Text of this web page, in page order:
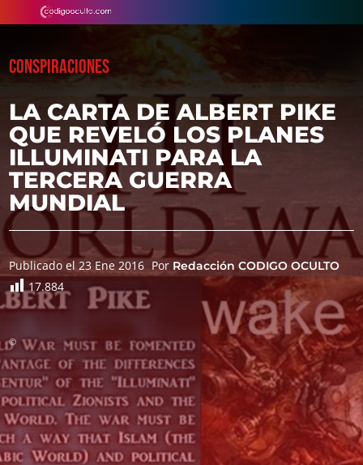
CONSPIRACIONES
LA CARTA DE ALBERT PIKE
QUE REVELÓ LOS PLANES
ILLUMINATI PARA LA
TERCERA GUERRA
MUNDIAL
Publicado el 23 Ene 2016 Por Redacción CODIGO OCULTO
17.884
©